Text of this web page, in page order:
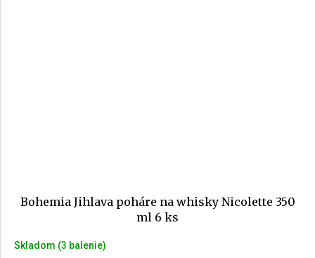
Bohemia Jihlava poháre na whisky Nicolette 350
ml 6 ks
Skladom (3 balenie)